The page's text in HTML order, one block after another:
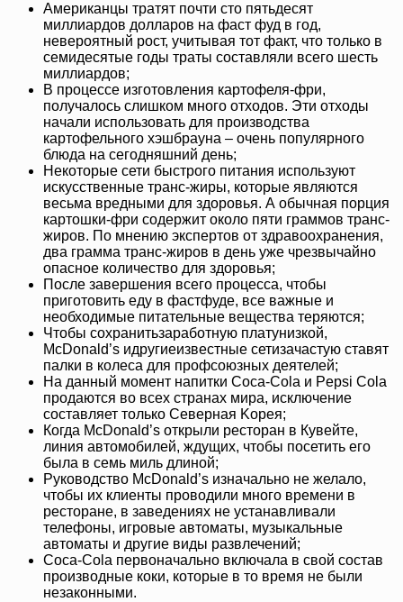
Американцы тратят почти сто пятьдесят
миллиардов долларов на фаст фуд в год,
невероятный рост, учитывая тот факт, что только в
семидесятые годы траты составляли всего шесть
миллиардов;
В процессе изготовления картофеля-фри,
получалось слишком много отходов. Эти отходы
начали использовать для производства
картофельного хэшбрауна – очень популярного
блюда на сегодняшний день;
Некоторые сети быстрого питания используют
искусственные транс-жиры, которые являются
весьма вредными для здоровья. А обычная порция
картошки-фри содержит около пяти граммов транс-
жиров. По мнению экспертов от здравоохранения,
два грамма транс-жиров в день уже чрезвычайно
опасное количество для здоровья;
После завершения всего процесса, чтобы
приготовить еду в фастфуде, все важные и
необходимые питательные вещества теряются;
Чтобы сохранитьзаработную платунизкой,
McDonald’s идругиеизвестные сетизачастую ставят
палки в колеса для профсоюзных деятелей;
На данный момент напитки Coca-Cola и Pepsi Cola
продаются во всех странах мира, исключение
составляет только Северная Koрея;
Когда McDonald’s открыли ресторан в Кувейте,
линия автомобилей, ждущих, чтобы посетить его
была в семь миль длиной;
Руководство McDonald’s изначально не желало,
чтобы их клиенты проводили много времени в
ресторане, в заведениях не устанавливали
телефоны, игровые автоматы, музыкальные
автоматы и другие виды развлечений;
Coca-Cola первоначально включала в свой состав
производные коки, которые в то время не были
незаконными.